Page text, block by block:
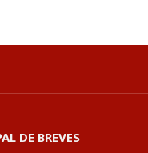
DE BREVES